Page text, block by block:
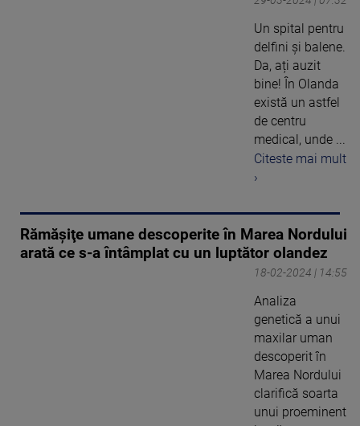
Un spital pentru
delfini și balene.
Da, ați auzit
bine! În Olanda
există un astfel
de centru
medical, unde ...
Citeste mai mult
›
Rămăşiţe umane descoperite în Marea Nordului
arată ce s-a întâmplat cu un luptător olandez
18-02-2024 | 14:55
Analiza
genetică a unui
maxilar uman
descoperit în
Marea Nordului
clarifică soarta
unui proeminent